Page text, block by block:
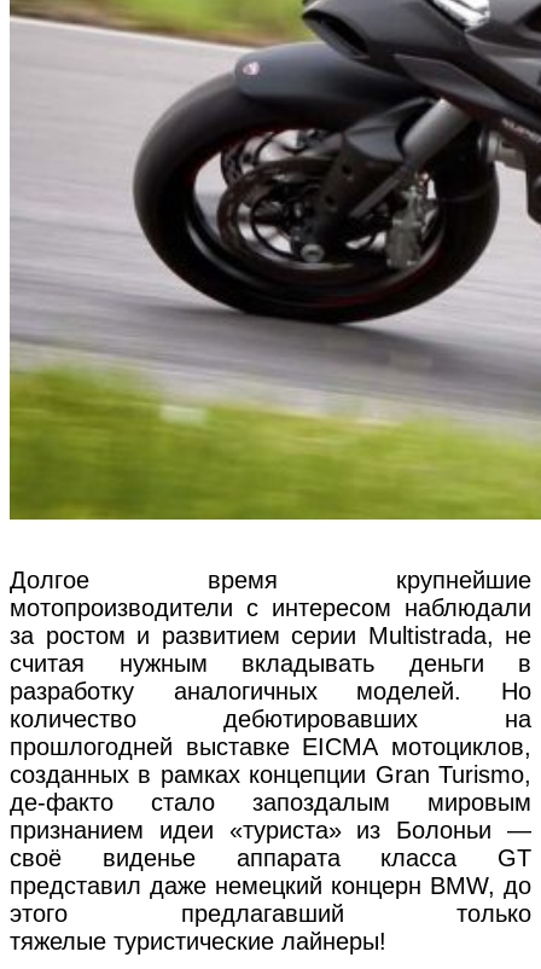
Долгое время крупнейшие
мотопроизводители с интересом наблюдали
за ростом и развитием серии Multistrada, не
считая нужным вкладывать деньги в
разработку аналогичных моделей. Но
количество дебютировавших на
прошлогодней выставке EICMA мотоциклов,
созданных в рамках концепции Gran Turismo,
де-факто стало запоздалым мировым
признанием идеи «туриста» из Болоньи —
своё виденье аппарата класса GT
представил даже немецкий концерн BMW, до
этого предлагавший только
тяжелые туристические лайнеры!